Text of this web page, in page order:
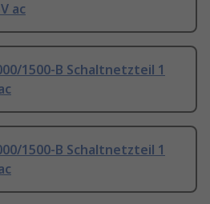
ac
1500-B Schaltnetzteil 1
1500-B Schaltnetzteil 1